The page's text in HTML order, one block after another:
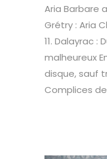
Aria Barbare
Grétry : Aria
11. Dalayrac
malheureux
disque, sauf
Complices